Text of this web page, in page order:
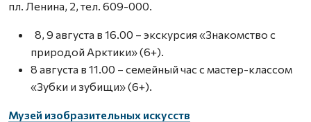
пл. Ленина, 2, тел. 609-000.
8, 9 августа в 16.00 – экскурсия «Знакомство с
природой Арктики» (6+).
8 августа в 11.00 – семейный час с мастер-классом
«Зубки и зубищи» (6+).
Музей изобразительных искусств